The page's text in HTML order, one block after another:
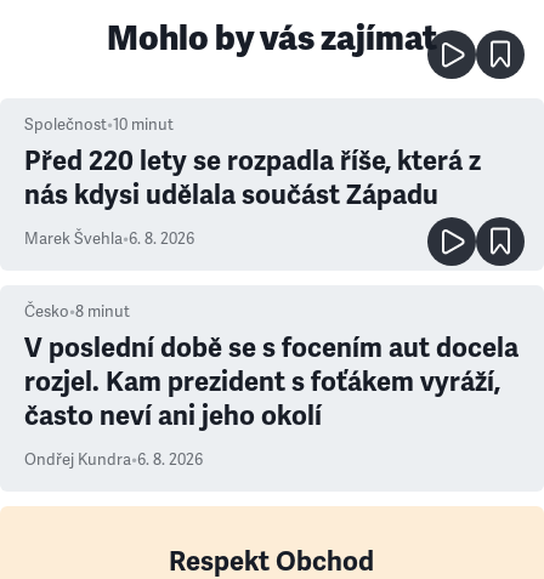
Mohlo by vás zajímat
Společnost•10 minut
Před 220 lety se rozpadla říše, která z
nás kdysi udělala součást Západu
Marek Švehla•6. 8. 2026
Česko•8 minut
V poslední době se s focením aut docela
rozjel. Kam prezident s foťákem vyráží,
často neví ani jeho okolí
Ondřej Kundra•6. 8. 2026
Respekt Obchod